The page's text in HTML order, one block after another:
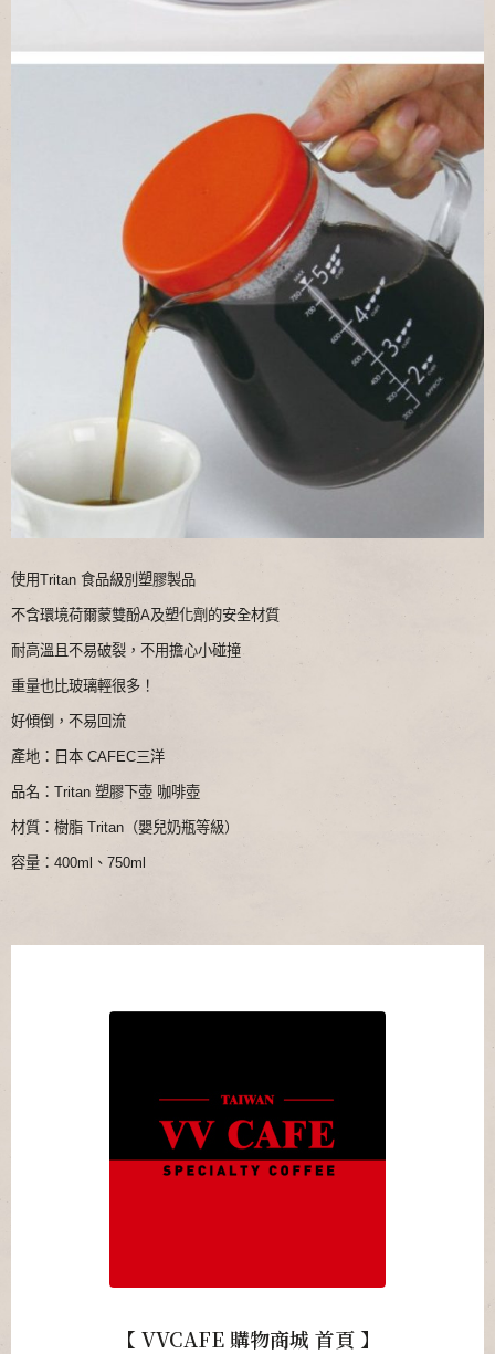
使用Tritan 食品級別塑膠製品
不含環境荷爾蒙雙酚A及塑化劑的安全材質
耐高溫且不易破裂，不用擔心小碰撞
重量也比玻璃輕很多！
好傾倒，不易回流
產地：日本 CAFEC三洋
品名：Tritan 塑膠下壺 咖啡壺
材質：樹脂 Tritan（嬰兒奶瓶等級）
容量：400ml、750ml
【 VVCAFE 購物商城 首頁 】